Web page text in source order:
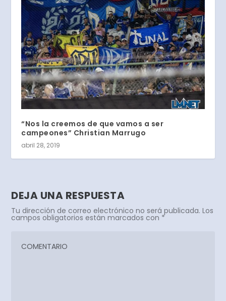
“Nos la creemos de que vamos a ser
campeones” Christian Marrugo
abril 28, 2019
DEJA UNA RESPUESTA
Tu dirección de correo electrónico no será publicada. Los
campos obligatorios están marcados con *